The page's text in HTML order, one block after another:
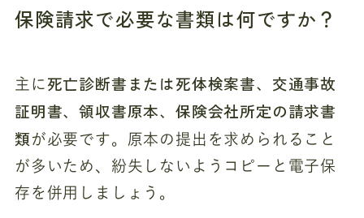
保険請求で必要な書類は何ですか？
主に 死亡診断書または死体検案書、交通事故
証明書、領収書原本、保険会社所定の請求書
類 が必要です。原本の提出を求められること
が多いため、紛失しないようコピーと電子保
存を併用しましょう。